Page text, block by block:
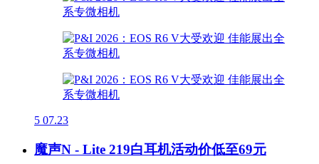
5 07.23
魔声N - Lite 219白耳机活动价低至69元